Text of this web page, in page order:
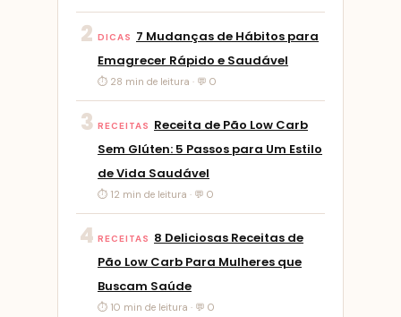
2 DICAS
7 Mudanças de Hábitos para
Emagrecer Rápido e Saudável
⏱ 28 min de leitura · 💬 0
3 RECEITAS
Receita de Pão Low Carb
Sem Glúten: 5 Passos para Um Estilo
de Vida Saudável
⏱ 12 min de leitura · 💬 0
4 RECEITAS
8 Deliciosas Receitas de
Pão Low Carb Para Mulheres que
Buscam Saúde
⏱ 10 min de leitura · 💬 0